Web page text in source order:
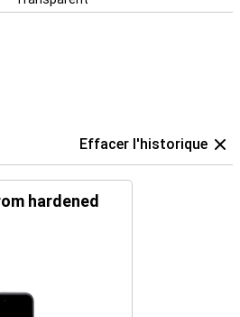
Effacer l'historique
hardened